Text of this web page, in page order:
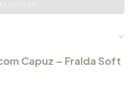
Capuz – Fralda Soft